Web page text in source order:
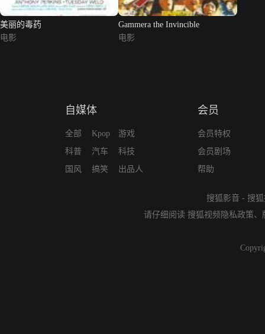
美丽的毒药
电影
Gammera the Invincible
电影
自媒体
全部
科普
国风
Kpop
汽车
搞笑
游戏
科技
出品人
会员
会员特权
会员剧场
帮助
搜狐影音 - 搜
请仔细阅读 搜狐视频隐私政策、